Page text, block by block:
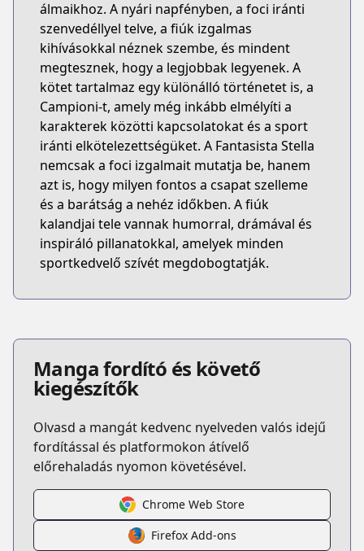
álmaikhoz. A nyári napfényben, a foci iránti
szenvedéllyel telve, a fiúk izgalmas
kihívásokkal néznek szembe, és mindent
megtesznek, hogy a legjobbak legyenek. A
kötet tartalmaz egy különálló történetet is, a
Campioni-t, amely még inkább elmélyíti a
karakterek közötti kapcsolatokat és a sport
iránti elkötelezettségüket. A Fantasista Stella
nemcsak a foci izgalmait mutatja be, hanem
azt is, hogy milyen fontos a csapat szelleme
és a barátság a nehéz időkben. A fiúk
kalandjai tele vannak humorral, drámával és
inspiráló pillanatokkal, amelyek minden
sportkedvelő szívét megdobogtatják.
Manga fordító és követő
kiegészítők
Olvasd a mangát kedvenc nyelveden valós idejű
fordítással és platformokon átívelő
előrehaladás nyomon követésével.
Chrome Web Store
Firefox Add-ons